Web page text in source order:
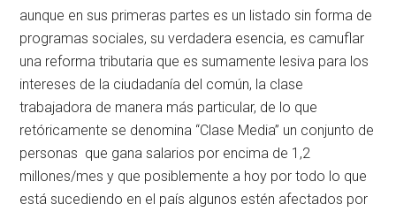
aunque en sus primeras partes es un listado sin forma de
programas sociales, su verdadera esencia, es camuflar
una reforma tributaria que es sumamente lesiva para los
intereses de la ciudadanía del común, la clase
trabajadora de manera más particular, de lo que
retóricamente se denomina “Clase Media” un conjunto de
personas que gana salarios por encima de 1,2
millones/mes y que posiblemente a hoy por todo lo que
está sucediendo en el país algunos estén afectados por